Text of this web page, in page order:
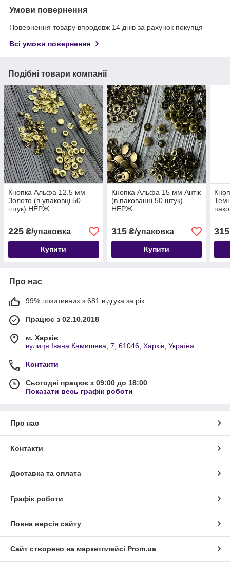
Умови повернення
Повернення товару впродовж 14 днів за рахунок покупця
Всі умови повернення
Подібні товари компанії
Кнопка Альфа 12.5 мм
Золото (в упаковці 50
штук) НЕРЖ
225 ₴/упаковка
Купити
Кнопка Альфа 15 мм Антік
(в пакованні 50 штук)
НЕРЖ
315₴/упаковка
Купити
315
Про нас
99% позитивних з 681 відгука за рік
Працює з 02.10.2018
м. Харків
вулиця Івана Камишева, 7, 61046, Харків, Україна
Контакти
Сьогодні працює з 09:00 до 18:00
Показати весь графік роботи
Про нас
Контакти
Доставка та оплата
Графік роботи
Повна версія сайту
Сайт створено на маркетплейсі Prom.ua